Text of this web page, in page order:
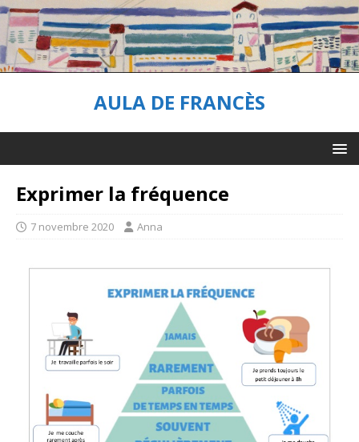
AULA DE FRANCÈS
Exprimer la fréquence
7 novembre 2020 Anna